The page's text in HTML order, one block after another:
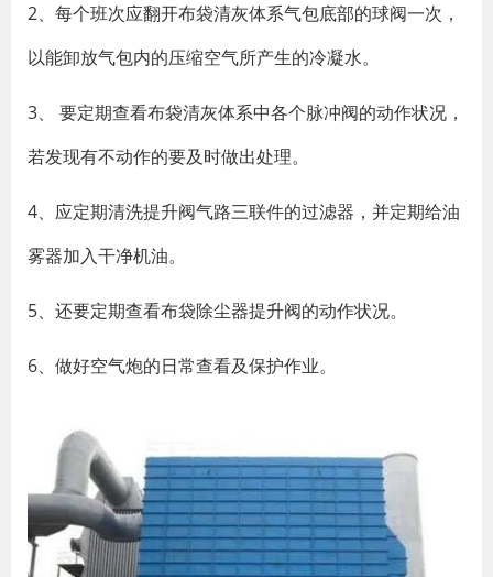
2、每个班次应翻开布袋清灰体系气包底部的球阀一次，
以能卸放气包内的压缩空气所产生的冷凝水。
3、 要定期查看布袋清灰体系中各个脉冲阀的动作状况，
若发现有不动作的要及时做出处理。
4、应定期清洗提升阀气路三联件的过滤器，并定期给油
雾器加入干净机油。
5、还要定期查看布袋除尘器提升阀的动作状况。
6、做好空气炮的日常查看及保护作业。